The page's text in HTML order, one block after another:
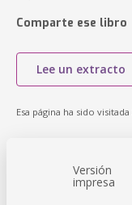
Comparte ese libro
Lee un extracto
Esa página ha sido visitada
Versión
impresa